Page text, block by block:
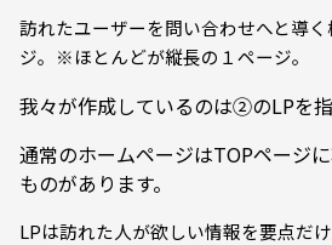
訪れたユーザーを問い合わせへと導
ジ。※ほとんどが縦長の１ページ。
我々が作成しているのは②のLPを指
通常のホームページはTOPページ
ものがあります。
LPは訪れた人が欲しい情報を要点だ